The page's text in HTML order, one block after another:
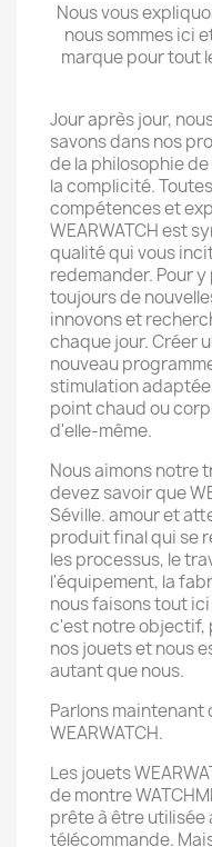
Nous vous
nous sommes ici
marque pour tout
Jour après jour,
savons dans nos
de la philosophie
la complicité.
compétences et
WEARWATCH est
qualité qui vous
redemander. Pour
toujours de
innovons et
chaque jour. Créer
nouveau
stimulation
point chaud ou
d'elle-même.
Nous aimons notre
devez savoir que
Séville. amour et
produit final qui se
les processus, le
l'équipement, la
nous faisons tout
c'est notre objectif,
nos jouets et nous
autant que nous.
Parlons maintenant
WEARWATCH.
Les jouets
de montre
prête à être utilisée
télécommande.